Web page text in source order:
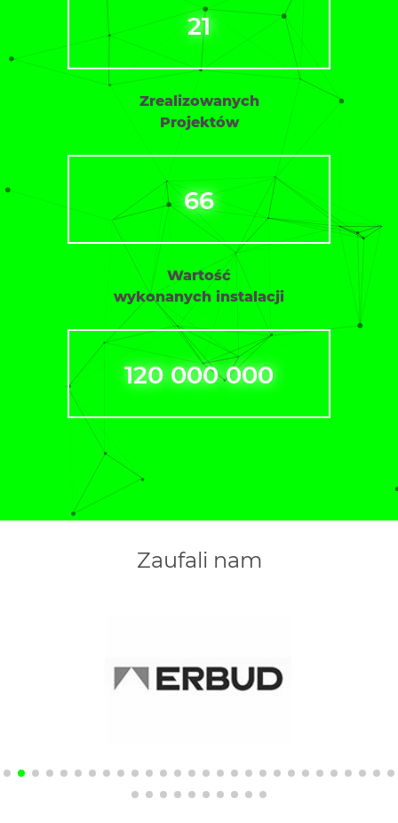
21
Zrealizowanych
Projektów
66
Wartość
wykonanych instalacji
120 000 000
Zaufali nam